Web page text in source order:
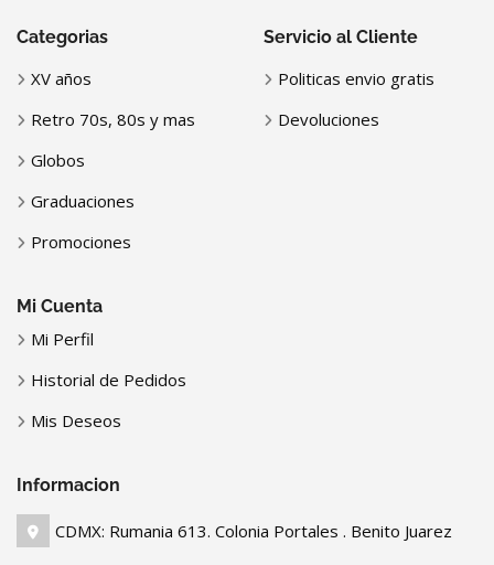
Categorias
XV años
Retro 70s, 80s y mas
Globos
Graduaciones
Promociones
Servicio al Cliente
Politicas envio gratis
Devoluciones
Mi Cuenta
Mi Perfil
Historial de Pedidos
Mis Deseos
Informacion
CDMX: Rumania 613. Colonia Portales . Benito Juarez